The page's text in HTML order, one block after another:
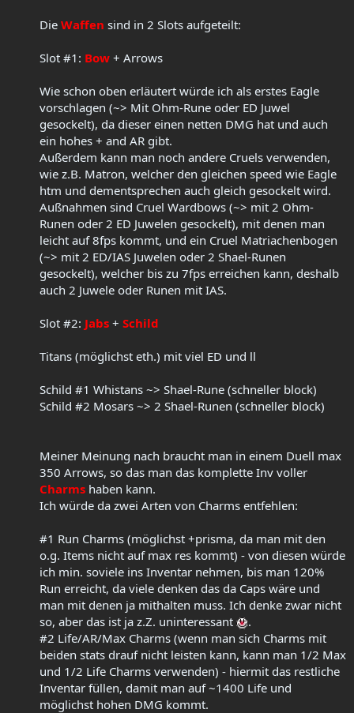
Die Waffen sind in 2 Slots aufgeteilt:
Slot #1: Bow + Arrows
Wie schon oben erläutert würde ich als erstes Eagle
vorschlagen (~> Mit Ohm-Rune oder ED Juwel
gesockelt), da dieser einen netten DMG hat und auch
ein hohes + and AR gibt.
Außerdem kann man noch andere Cruels verwenden,
wie z.B. Matron, welcher den gleichen speed wie Eagle
htm und dementsprechen auch gleich gesockelt wird.
Außnahmen sind Cruel Wardbows (~> mit 2 Ohm-
Runen oder 2 ED Juwelen gesockelt), mit denen man
leicht auf 8fps kommt, und ein Cruel Matriachenbogen
(~> mit 2 ED/IAS Juwelen oder 2 Shael-Runen
gesockelt), welcher bis zu 7fps erreichen kann, deshalb
auch 2 Juwele oder Runen mit IAS.
Slot #2: Jabs + Schild
Titans (möglichst eth.) mit viel ED und ll
Schild #1 Whistans ~> Shael-Rune (schneller block)
Schild #2 Mosars ~> 2 Shael-Runen (schneller block)
Meiner Meinung nach braucht man in einem Duell max
350 Arrows, so das man das komplette Inv voller
Charms haben kann.
Ich würde da zwei Arten von Charms entfehlen:
#1 Run Charms (möglichst +prisma, da man mit den
o.g. Items nicht auf max res kommt) - von diesen würde
ich min. soviele ins Inventar nehmen, bis man 120%
Run erreicht, da viele denken das da Caps wäre und
man mit denen ja mithalten muss. Ich denke zwar nicht
so, aber das ist ja z.Z. uninteressant
.
#2 Life/AR/Max Charms (wenn man sich Charms mit
beiden stats drauf nicht leisten kann, kann man 1/2 Max
und 1/2 Life Charms verwenden) - hiermit das restliche
Inventar füllen, damit man auf ~1400 Life und
möglichst hohen DMG kommt.